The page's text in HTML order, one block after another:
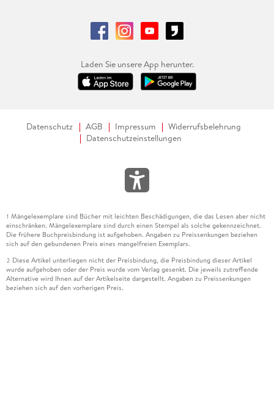
Laden Sie unsere App herunter.
Datenschutz AGB Impressum
Widerrufsbelehrung
Datenschutzeinstellungen
1 Mängelexemplare sind Bücher mit leichten Beschädigungen, die das Lesen aber nicht
einschränken. Mängelexemplare sind durch einen Stempel als solche gekennzeichnet.
Die frühere Buchpreisbindung ist aufgehoben. Angaben zu Preissenkungen beziehen
sich auf den gebundenen Preis eines mangelfreien Exemplars.
2 Diese Artikel unterliegen nicht der Preisbindung, die Preisbindung dieser Artikel
wurde aufgehoben oder der Preis wurde vom Verlag gesenkt. Die jeweils zutreffende
Alternative wird Ihnen auf der Artikelseite dargestellt. Angaben zu Preissenkungen
beziehen sich auf den vorherigen Preis.